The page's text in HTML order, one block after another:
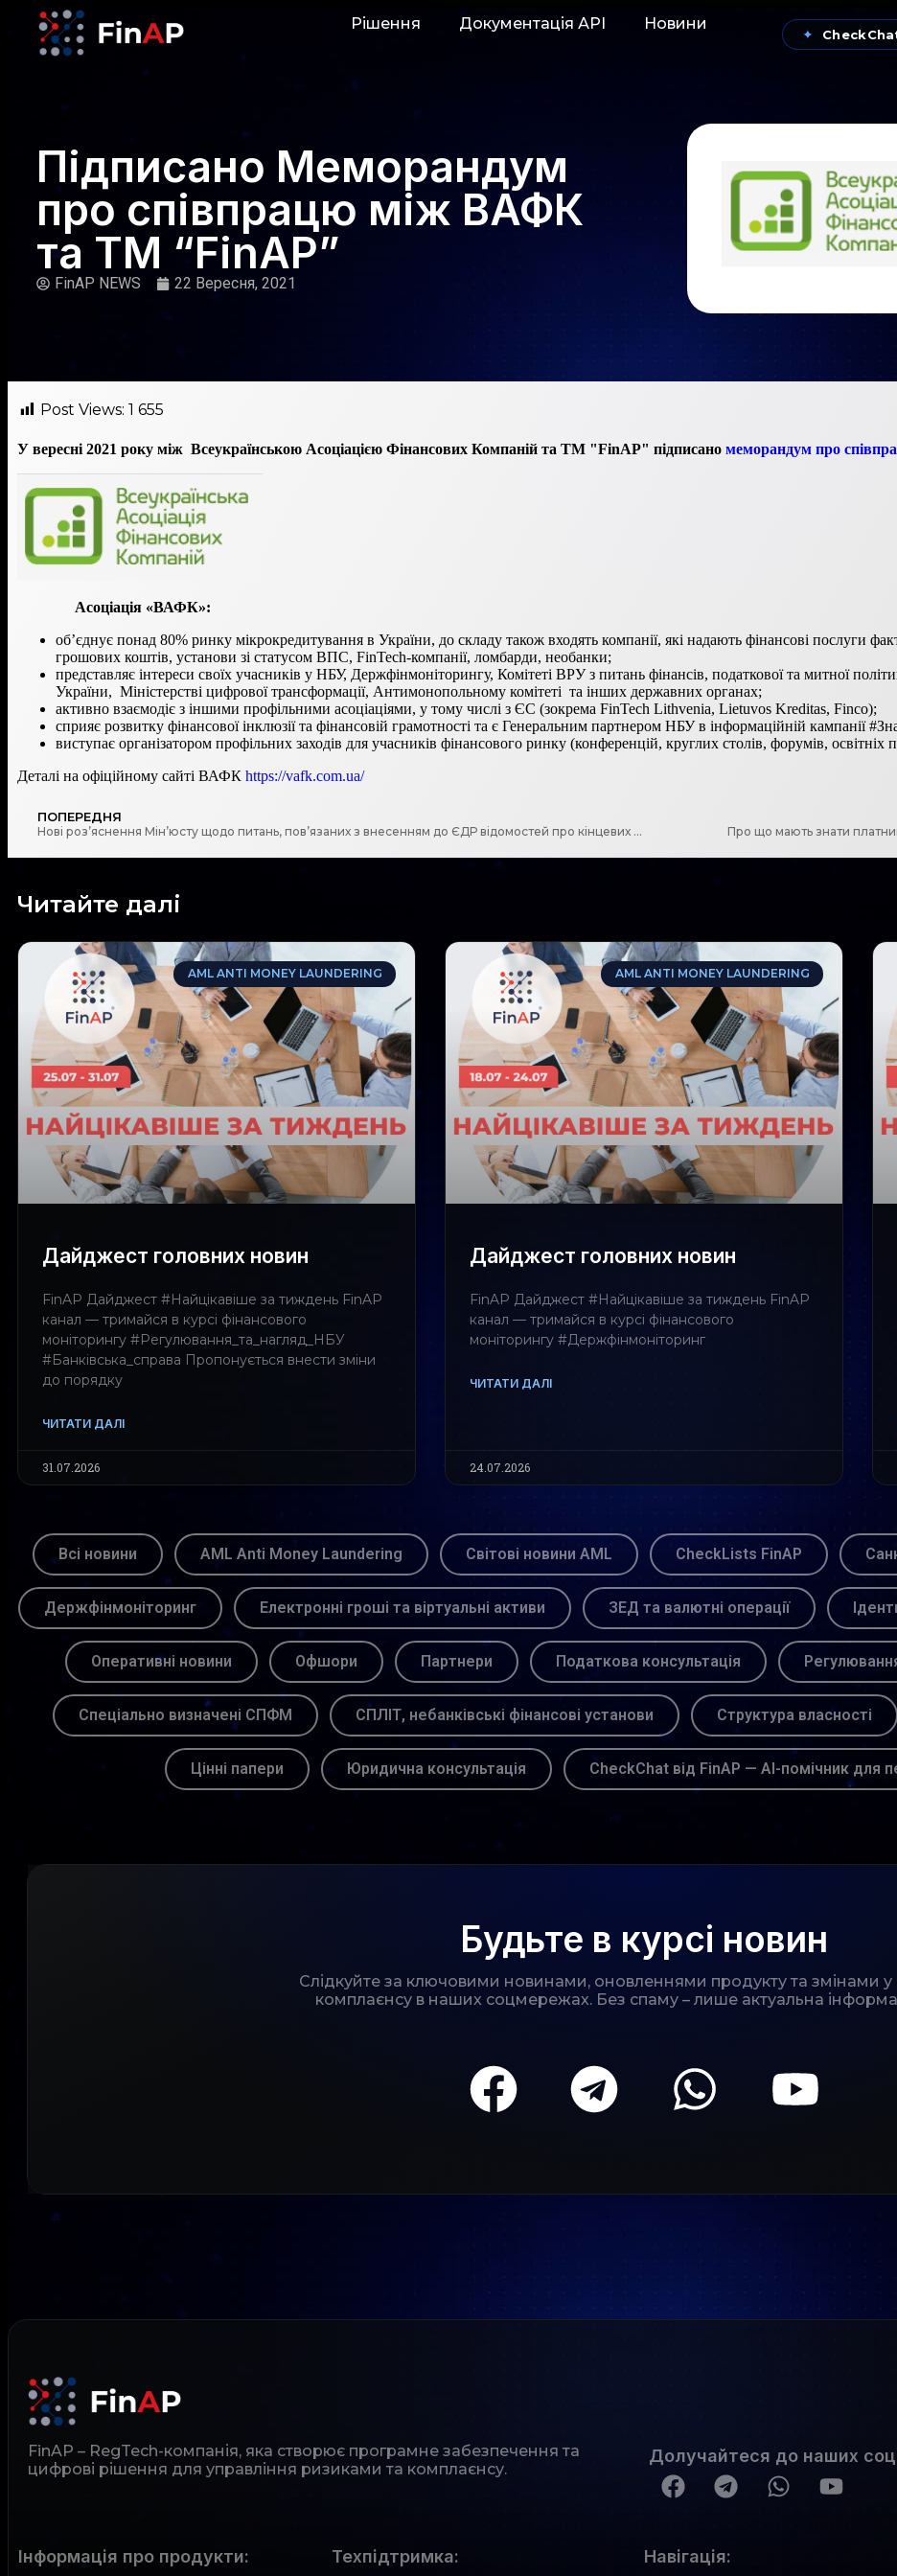
Рішення Документація АРІ Новини
✦
Підписано Меморандум
про співпрацю між ВАФК
та ТМ “FinAP”
FinAP NEWS 22 Вересня, 2021
Post Views: 1 655
У вересні 2021 року між Всеукраїнською Асоціацією Фінансових Компаній та ТМ "FinAP" підписано меморандум про
Асоціація «ВАФК»:
об’єднує понад 80% ринку мікрокредитування в України, до складу також входять компанії, які надають фінансові послуги
грошових коштів, установи зі статусом ВПС, FinTech-компанії, ломбарди, необанки;
представляє інтереси своїх учасників у НБУ, Держфінмоніторингу, Комітеті ВРУ з питань фінансів, податкової та митної
України, Міністерстві цифрової трансформації, Антимонопольному комітеті та інших державних органах;
активно взаємодіє з іншими профільними асоціаціями, у тому числі з ЄС (зокрема FinTech Lithvenia, Lietuvos Kreditas, Finco);
сприяє розвитку фінансової інклюзії та фінансовій грамотності та є Генеральним партнером НБУ в інформаційній кампанії
виступає організатором профільних заходів для учасників фінансового ринку (конференцій, круглих столів, форумів, освітніх
Деталі на офіційному сайті ВАФК https://vafk.com.ua/
ПОПЕРЕДНЯ
Нові роз’яснення Мін’юсту щодо питань, пов’язаних з внесенням до ЄДР відомостей про кінцевих бенефіціарних власників
Про що мають знати
Читайте далі
AML ANTI MONEY LAUNDERING
Дайджест головних новин
FinAP Дайджест #Найцікавіше за тиждень FinAP
канал — тримайся в курсі фінансового
моніторингу #Регулювання_та_нагляд_НБУ
#Банківська_справа Пропонується внести зміни
до порядку
ЧИТАТИ ДАЛІ
31.07.2026
AML ANTI MONEY LAUNDERING
Дайджест головних новин
FinAP Дайджест #Найцікавіше за тиждень FinAP
канал — тримайся в курсі фінансового
моніторингу #Держфінмоніторинг
ЧИТАТИ ДАЛІ
24.07.2026
Всі новини AML Anti Money Laundering Світові новини AML CheckLists FinAP
Держфінмоніторинг Електронні гроші та віртуальні активи ЗЕД та валютні операції
Оперативні новини Офшори Партнери Податкова консультація
Спеціально визначені СПФМ СПЛІТ, небанківські фінансові установи Структура власності
Цінні папери Юридична консультація CheckChat від FinAP — AI-помічник для
Будьте в курсі новин
Слідкуйте за ключовими новинами, оновленнями продукту та змінами у
комплаєнсу в наших соцмережах. Без спаму – лише актуальна
FinAP – RegTech-компанія, яка створює програмне забезпечення та
цифрові рішення для управління ризиками та комплаєнсу.
Долучайтеся до наших
Інформація про продукти: Техпідтримка: Навігація: